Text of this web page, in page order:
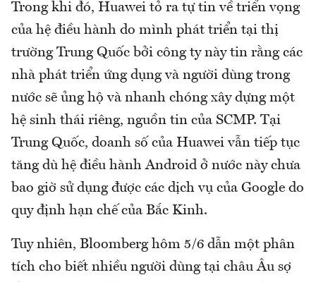
Trong khi đó, Huawei tỏ ra tự tin về triển vọng
của hệ điều hành do mình phát triển tại thị
trường Trung Quốc bởi công ty này tin rằng các
nhà phát triển ứng dụng và người dùng trong
nước sẽ ủng hộ và nhanh chóng xây dựng một
hệ sinh thái riêng, nguồn tin của SCMP. Tại
Trung Quốc, doanh số của Huawei vẫn tiếp tục
tăng dù hệ điều hành Android ở nước này chưa
bao giờ sử dụng được các dịch vụ của Google do
quy định hạn chế của Bắc Kinh.
Tuy nhiên, Bloomberg hôm 5/6 dẫn một phân
tích cho biết nhiều người dùng tại châu Âu sợ